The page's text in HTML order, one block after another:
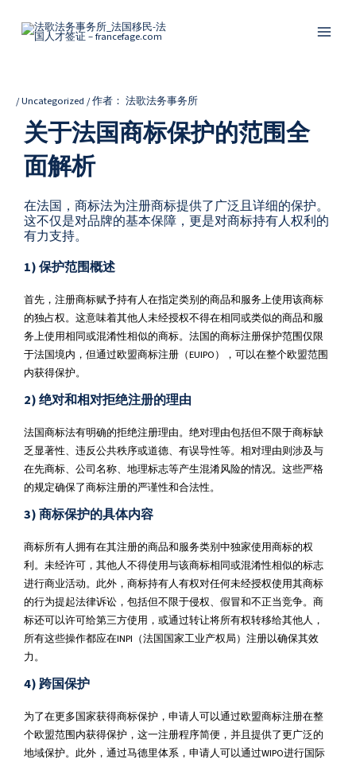
Menu
/Uncategorized / 作者： 法歌法务事务所
关于法国商标保护的范围全
面解析
在法国，商标法为注册商标提供了广泛且详细的保护。
这不仅是对品牌的基本保障，更是对商标持有人权利的
有力支持。
1)保护范围概述
首先，注册商标赋予持有人在指定类别的商品和服务上使用该商标
的独占权。这意味着其他人未经授权不得在相同或类似的商品和服
务上使用相同或混淆性相似的商标。法国的商标注册保护范围仅限
于法国境内，但通过欧盟商标注册（EUIPO），可以在整个欧盟范围
内获得保护。
2)绝对和相对拒绝注册的理由
法国商标法有明确的拒绝注册理由。绝对理由包括但不限于商标缺
乏显著性、违反公共秩序或道德、有误导性等。相对理由则涉及与
在先商标、公司名称、地理标志等产生混淆风险的情况。这些严格
的规定确保了商标注册的严谨性和合法性。
3)商标保护的具体内容
商标所有人拥有在其注册的商品和服务类别中独家使用商标的权
利。未经许可，其他人不得使用与该商标相同或混淆性相似的标志
进行商业活动。此外，商标持有人有权对任何未经授权使用其商标
的行为提起法律诉讼，包括但不限于侵权、假冒和不正当竞争。商
标还可以许可给第三方使用，或通过转让将所有权转移给其他人，
所有这些操作都应在INPI（法国国家工业产权局）注册以确保其效
力。
4)跨国保护
为了在更多国家获得商标保护，申请人可以通过欧盟商标注册在整
个欧盟范围内获得保护，这一注册程序简便，并且提供了更广泛的
地域保护。此外，通过马德里体系，申请人可以通过WIPO进行国际
navigation